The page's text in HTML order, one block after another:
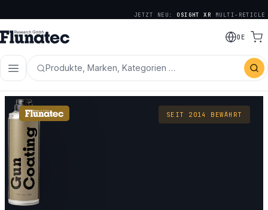
JETZT NEU: OSIGHT XR MULTI-RETICLE
DE
Produkte, Marken, Kategorien …
SEIT 2014 BEWÄHRT